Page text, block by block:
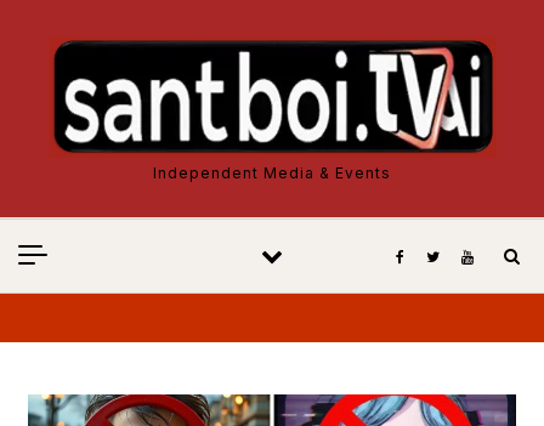
Independent Media & Events